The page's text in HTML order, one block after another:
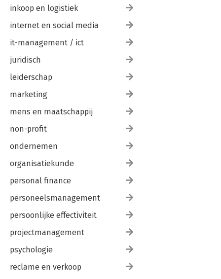
inkoop en logistiek
internet en social media
it-management / ict
juridisch
leiderschap
marketing
mens en maatschappij
non-profit
ondernemen
organisatiekunde
personal finance
personeelsmanagement
persoonlijke effectiviteit
projectmanagement
psychologie
reclame en verkoop